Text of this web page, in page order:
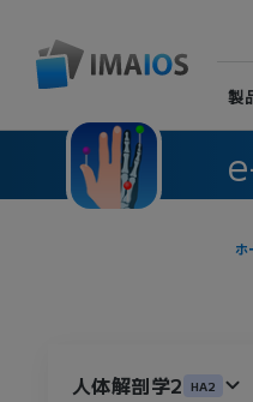
製
ホ
人体解剖学2 HA2